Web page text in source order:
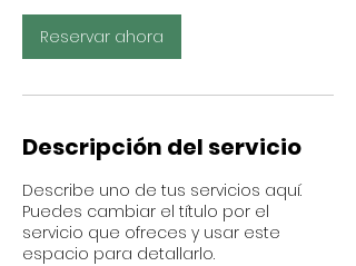
m
i
n
Reservar ahora
Descripción del servicio
Describe uno de tus servicios aquí.
Puedes cambiar el título por el
servicio que ofreces y usar este
espacio para detallarlo.